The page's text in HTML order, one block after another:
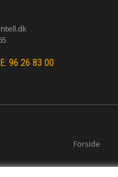
96 26 83 00
Forside